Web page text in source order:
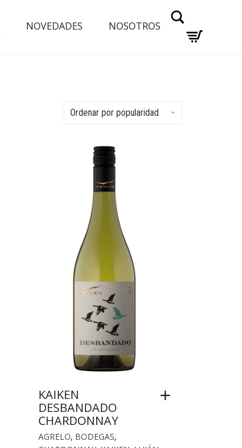
NOVEDADES NOSOTROS
Ordenar por popularidad
KAIKEN
DESBANDADO
CHARDONNAY
AGRELO, BODEGAS,